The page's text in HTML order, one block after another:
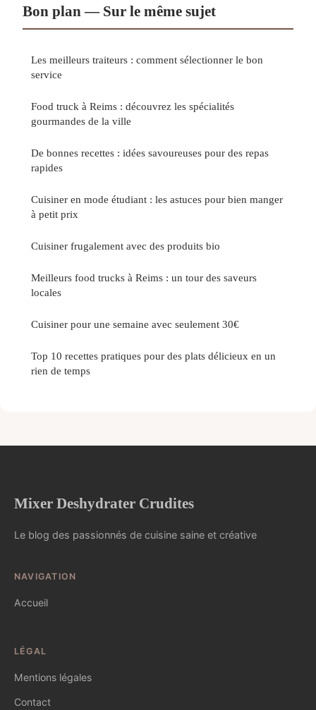
Bon plan — Sur le même sujet
Les meilleurs traiteurs : comment sélectionner le bon
service
Food truck à Reims : découvrez les spécialités
gourmandes de la ville
De bonnes recettes : idées savoureuses pour des repas
rapides
Cuisiner en mode étudiant : les astuces pour bien manger
à petit prix
Cuisiner frugalement avec des produits bio
Meilleurs food trucks à Reims : un tour des saveurs
locales
Cuisiner pour une semaine avec seulement 30€
Top 10 recettes pratiques pour des plats délicieux en un
rien de temps
Mixer Deshydrater Crudites
Le blog des passionnés de cuisine saine et créative
NAVIGATION
Accueil
LÉGAL
Mentions légales
Contact